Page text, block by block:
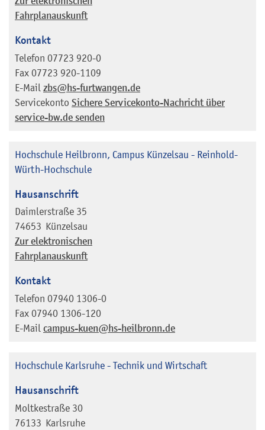
Fahrplanauskunft
Kontakt
Telefon 07723 920-0
Fax 07723 920-1109
E-Mail zbs@hs-furtwangen.de
Servicekonto Sichere Servicekonto-Nachricht über
service-bw.de senden
Hochschule Heilbronn, Campus Künzelsau - Reinhold-
Würth-Hochschule
Hausanschrift
Daimlerstraße 35
74653 Künzelsau
Zur elektronischen
Fahrplanauskunft
Kontakt
Telefon 07940 1306-0
Fax 07940 1306-120
E-Mail campus-kuen@hs-heilbronn.de
Hochschule Karlsruhe - Technik und Wirtschaft
Hausanschrift
Moltkestraße 30
76133 Karlsruhe